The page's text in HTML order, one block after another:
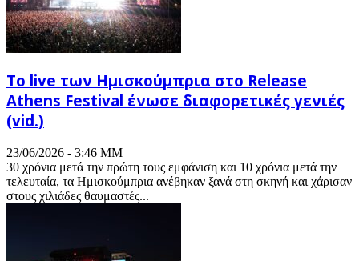
Το live των Ημισκούμπρια στο Release
Athens Festival ένωσε διαφορετικές γενιές
(vid.)
23/06/2026 - 3:46 ΜΜ
30 χρόνια μετά την πρώτη τους εμφάνιση και 10 χρόνια μετά την
τελευταία, τα Ημισκούμπρια ανέβηκαν ξανά στη σκηνή και χάρισαν
στους χιλιάδες θαυμαστές...